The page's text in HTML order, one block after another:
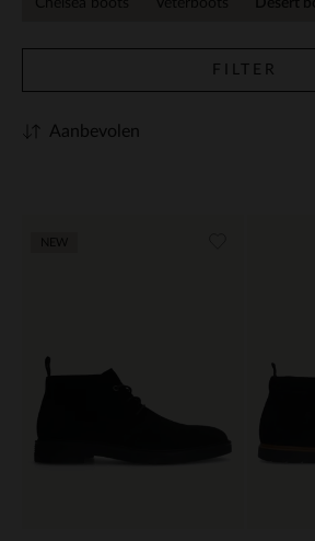
Chelsea boots Veterboots Desert
FILTER
Aanbevolen